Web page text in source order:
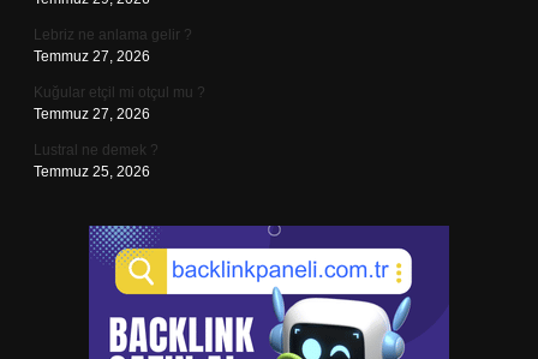
Lebriz ne anlama gelir ?
Temmuz 27, 2026
Kuğular etçil mi otçul mu ?
Temmuz 27, 2026
Lustral ne demek ?
Temmuz 25, 2026